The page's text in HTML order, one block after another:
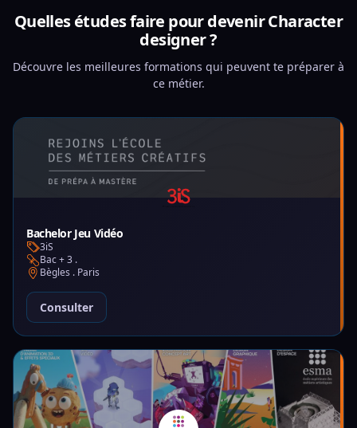
Quelles études faire pour devenir Character
designer ?
Découvre les meilleures formations qui peuvent te préparer à
ce métier.
Bachelor Jeu Vidéo
3iS
Bac + 3 .
Bègles . Paris
Consulter